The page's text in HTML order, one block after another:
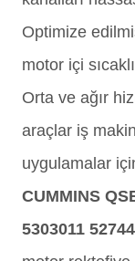
Optimize
motor içi
Orta ve ağır
araçlar iş
uygulamalar
CUMMINS
5303011